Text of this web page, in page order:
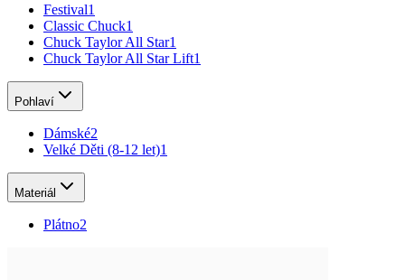
Festival1
Classic Chuck1
Chuck Taylor All Star1
Chuck Taylor All Star Lift1
Pohlaví
Dámské2
Velké Děti (8-12 let)1
Materiál
Plátno2